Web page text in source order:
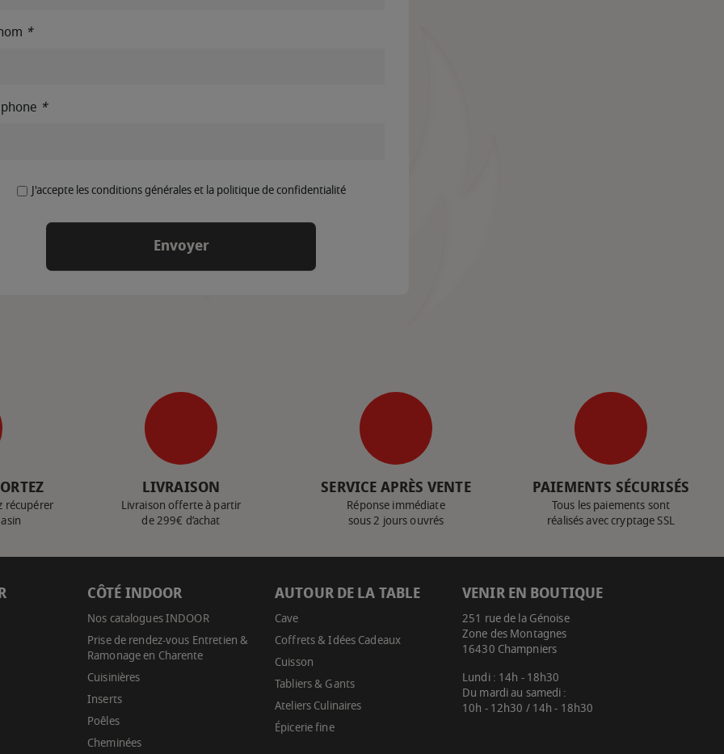
*
*
J'accepte les conditions générales et la politique de confidentialité
récupérer
LIVRAISON
Livraison offerte à partir
de 299€ d’achat
SERVICE APRÈS VENTE
Réponse immédiate
sous 2 jours ouvrés
PAIEMENTS SÉCURISÉS
Tous les paiements sont
réalisés avec cryptage SSL
CÔTÉ INDOOR
Nos catalogues INDOOR
Prise de rendez-vous Entretien &
Ramonage en Charente
Cuisinières
Inserts
Poêles
Cheminées
AUTOUR DE LA TABLE
Cave
Coffrets & Idées Cadeaux
Cuisson
Tabliers & Gants
Ateliers Culinaires
Épicerie fine
VENIR EN BOUTIQUE
251 rue de la Génoise
Zone des Montagnes
16430 Champniers
Lundi : 14h - 18h30
Du mardi au samedi :
10h - 12h30 / 14h - 18h30